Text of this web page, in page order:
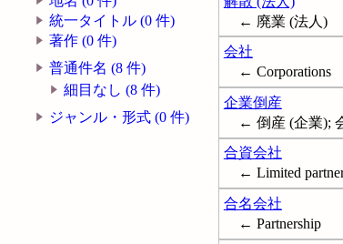
統一タイトル (0 件)
著作 (0 件)
普通件名 (8 件)
細目なし (8 件)
ジャンル・形式 (0 件)
← 廃業 (法人)
会社
← Corporations
企業倒産
← 倒産 (企業);
合資会社
← Limited
合名会社
← Partnership